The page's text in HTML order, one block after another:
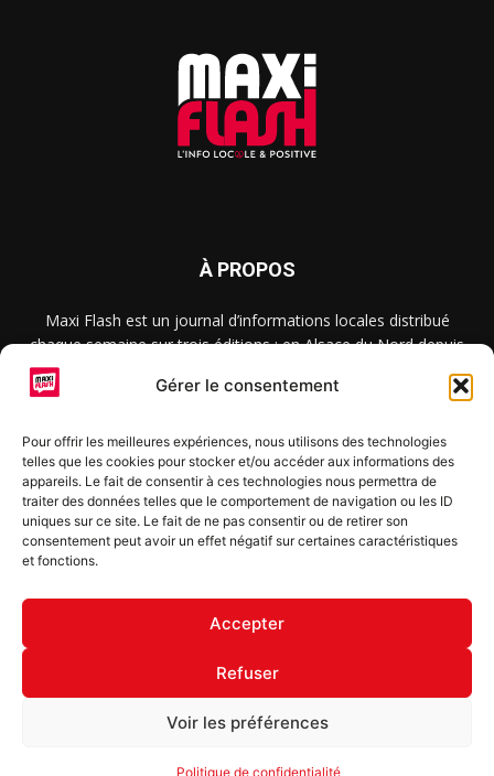
Gérer le consentement
Pour offrir les meilleures expériences, nous utilisons des technologies
telles que les cookies pour stocker et/ou accéder aux informations des
appareils. Le fait de consentir à ces technologies nous permettra de
traiter des données telles que le comportement de navigation ou les ID
uniques sur ce site. Le fait de ne pas consentir ou de retirer son
consentement peut avoir un effet négatif sur certaines caractéristiques
et fonctions.
Accepter
Refuser
Voir les préférences
Politique de confidentialité
À PROPOS
Maxi Flash est un journal d’informations locales distribué
chaque semaine sur trois éditions : en Alsace du Nord depuis
2015, dans les secteurs d’Obernai-Molsheim-Erstein depuis
2022, et à Colmar, Vignoble et Plaine depuis 2023.
SUIVEZ-NOUS
S'inscrire à la newsletter
© Copyright © 2022 Maxi Flash